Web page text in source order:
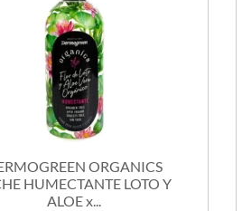
ORGANICS
HUMECTANTE LOTO Y
ALOE x...